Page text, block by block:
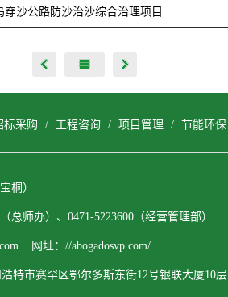
沙公路防沙治沙综合治理项目
标采购 / 工程咨询 / 项目管理 / 节能环保
桐）
总师办）、0471-5223600（经营管理部）
网址：//abogadosvp.com/
特市赛罕区鄂尔多斯东街12号银联大厦10层